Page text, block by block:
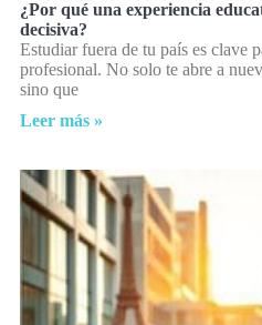
¿Por qué una experiencia
decisiva?
Estudiar fuera de tu país es clave
profesional. No solo te abre a
sino que
Leer más »